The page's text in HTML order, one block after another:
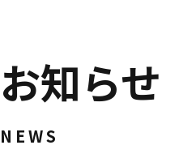
お知らせ
NEWS